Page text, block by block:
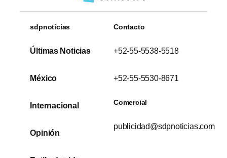
sdpnoticias
Últimas Noticias
México
Internacional
Opinión
Contacto
+52-55-5538-5518
+52-55-5530-8671
Comercial
publicidad@sdpnoticias.com